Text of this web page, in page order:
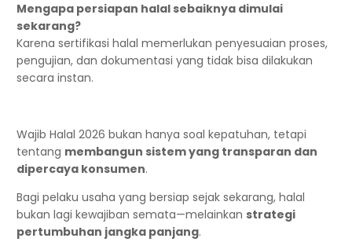
Mengapa persiapan halal sebaiknya dimulai
sekarang?
Karena sertifikasi halal memerlukan penyesuaian proses,
pengujian, dan dokumentasi yang tidak bisa dilakukan
secara instan.
Wajib Halal 2026 bukan hanya soal kepatuhan, tetapi
tentang membangun sistem yang transparan dan
dipercaya konsumen.
Bagi pelaku usaha yang bersiap sejak sekarang, halal
bukan lagi kewajiban semata—melainkan strategi
pertumbuhan jangka panjang.